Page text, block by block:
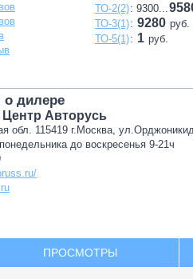
ТО-2(2): 9300...
ТО-3(1): 9280 руб.
ТО-5(1): 1 руб.
дилере
Авторусь
обл. 115419 г.Москва,
до воскресенья 9-21ч
ПРОСМОТРЫ